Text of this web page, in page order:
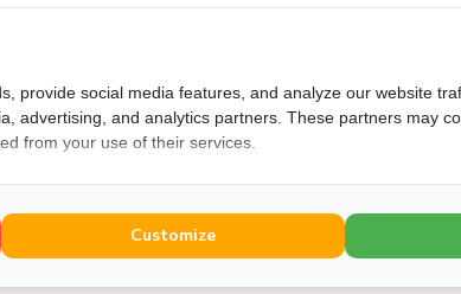
Condenswaterslang (1)
provide social media features, and analyze our website
advertising, and analytics partners. These partners may
from your use of their services.
Customize